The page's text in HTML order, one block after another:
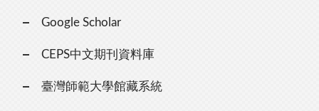
Google Scholar
CEPS中文期刊資料庫
臺灣師範大學館藏系統